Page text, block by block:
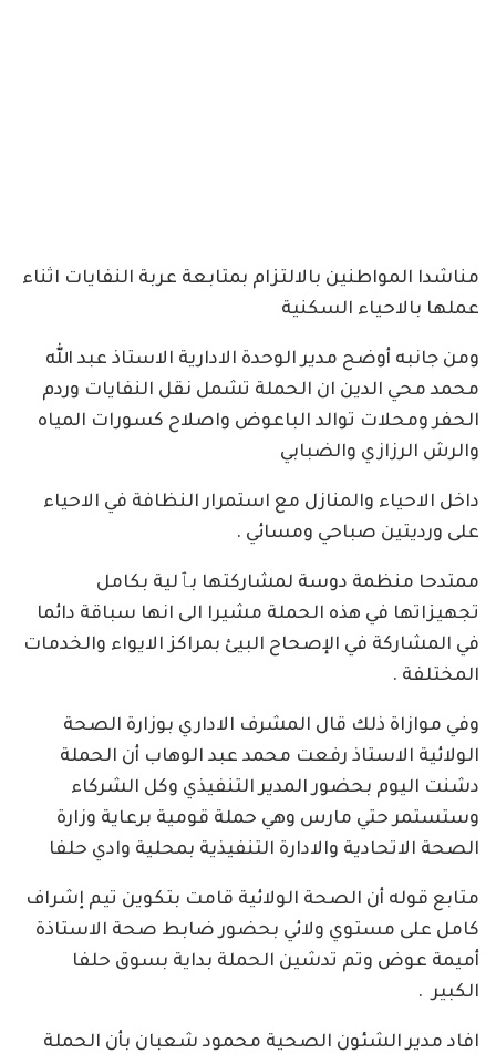
مناشدا المواطنين بالالتزام بمتابعة عربة النفايات اثناء
عملها بالاحياء السكنية
ومن جانبه أوضح مدير الوحدة الادارية الاستاذ عبد الله
محمد محي الدين ان الحملة تشمل نقل النفايات وردم
الحفر ومحلات توالد الباعوض واصلاح كسورات المياه
والرش الرزازي والضبابي
داخل الاحياء والمنازل مع استمرار النظافة في الاحياء
على ورديتين صباحي ومسائي .
ممتدحا منظمة دوسة لمشاركتها بٱلية بكامل
تجهيزاتها في هذه الحملة مشيرا الى انها سباقة دائما
في المشاركة في الإصحاح البيئ بمراكز الايواء والخدمات
المختلفة .
وفي موازاة ذلك قال المشرف الاداري بوزارة الصحة
الولائية الاستاذ رفعت محمد عبد الوهاب أن الحملة
دشنت اليوم بحضور المدير التنفيذي وكل الشركاء
وستستمر حتي مارس وهي حملة قومية برعاية وزارة
الصحة الاتحادية والادارة التنفيذية بمحلية وادي حلفا
متابع قوله أن الصحة الولائية قامت بتكوين تيم إشراف
كامل على مستوي ولائي بحضور ضابط صحة الاستاذة
أميمة عوض وتم تدشين الحملة بداية بسوق حلفا
الكبير .
افاد مدير الشئون الصحية محمود شعبان بأن الحملة